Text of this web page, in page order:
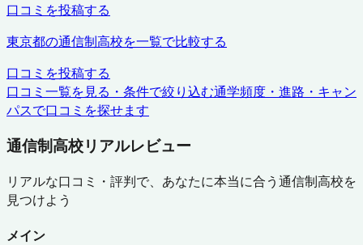
口コミを投稿する
東京都の通信制高校を一覧で比較する
口コミを投稿する
口コミ一覧を見る・条件で絞り込む通学頻度・進路・キャン
パスで口コミを探せます
通信制高校リアルレビュー
リアルな口コミ・評判で、あなたに本当に合う通信制高校を
見つけよう
メイン